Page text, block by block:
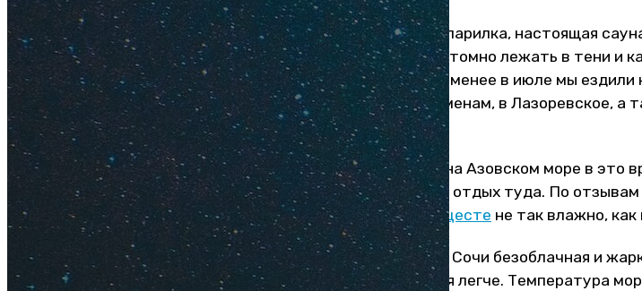
Июль в Сочи — это дикая парилка, настоящая
на что хватает сил — это томно лежать в тени и
уж тут экскурсии! Тем не менее в июле мы
Мамедово ущелье и дольменам, в Лазоревское, а
но мы справились.
На мой взгляд, в Крыму и на Азовском море в это
влажность, поезжайте на отдых туда. По отзывам
Дагомысе, а в ХостеиМацесте не так влажно, как
Погода в середине лета в Сочи безоблачная и
воды все это переносится легче. Температура